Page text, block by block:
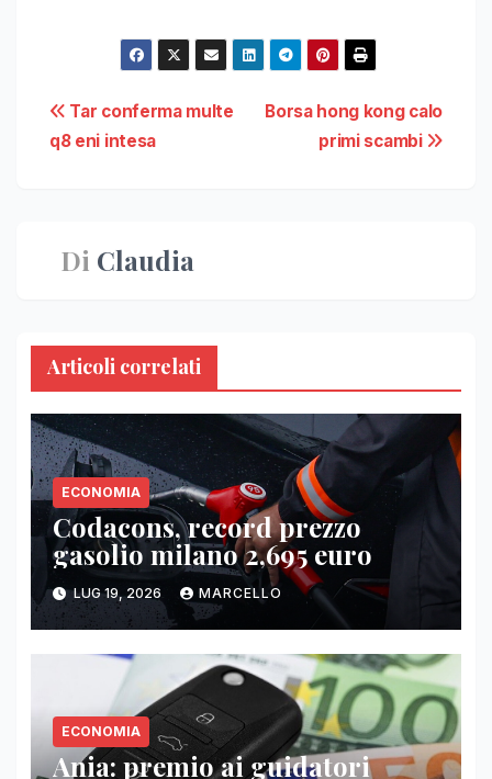
Navigazione
articoli
Borsa hong kong calo
primi scambi
Tar conferma multe
q8 eni intesa
Di Claudia
Articoli correlati
ECONOMIA
Codacons, record prezzo
gasolio milano 2,695 euro
LUG 19, 2026 MARCELLO
ECONOMIA
Ania: premio ai guidatori